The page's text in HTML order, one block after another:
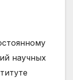
научных